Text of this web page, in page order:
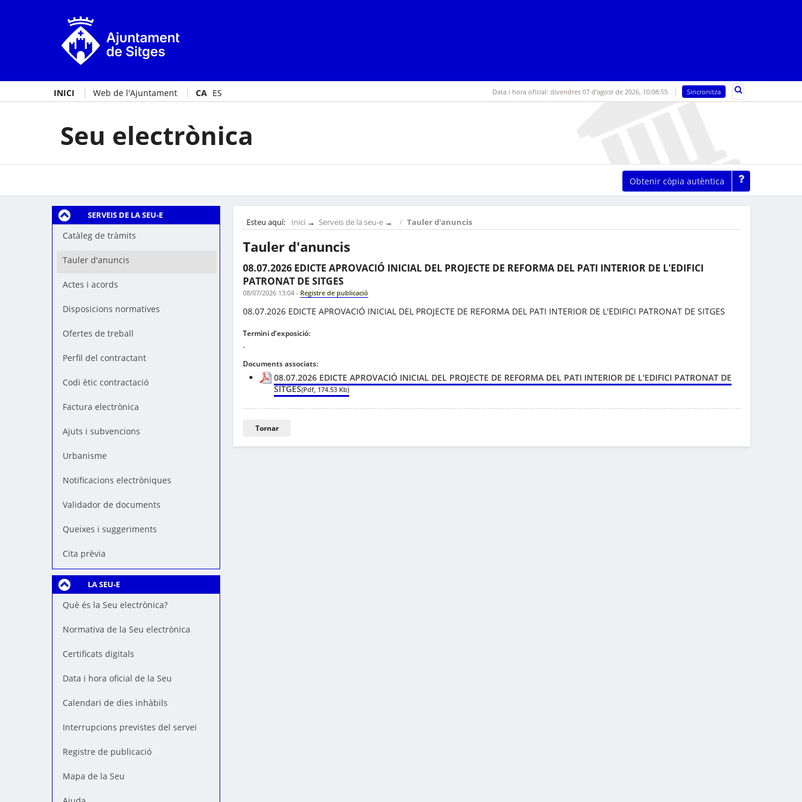
INICI Web de l'Ajuntament CA ES Data i hora oficial: divendres 07 d’agost de 2026, 10:08:55 Sincronitza
Seu electrònica
Obtenir còpia autèntica
SERVEIS DE LA SEU-E
Catàleg de tràmits
Tauler d'anuncis
Actes i acords
Disposicions normatives
Ofertes de treball
Perfil del contractant
Codi ètic contractació
Factura electrònica
Ajuts i subvencions
Urbanisme
Notificacions electròniques
Validador de documents
Queixes i suggeriments
Cita prèvia
LA SEU-E
Què és la Seu electrònica?
Normativa de la Seu electrònica
Certificats digitals
Data i hora oficial de la Seu
Calendari de dies inhàbils
Interrupcions previstes del servei
Registre de publicació
Mapa de la Seu
Esteu aquí: Inici → Serveis de la seu-e→ Tauler d'anuncis
Tauler d'anuncis
08.07.2026 EDICTE APROVACIÓ INICIAL DEL PROJECTE DE REFORMA DEL PATI INTERIOR DE L'EDIFICI
PATRONAT DE SITGES
08/07/2026 13:04 - Registre de publicació
08.07.2026 EDICTE APROVACIÓ INICIAL DEL PROJECTE DE REFORMA DEL PATI INTERIOR DE L'EDIFICI PATRONAT DE SITGES
Termini d'exposició:
.
Documents associats:
08.07.2026 EDICTE APROVACIÓ INICIAL DEL PROJECTE DE REFORMA DEL PATI INTERIOR DE L'EDIFICI PATRONAT DE
SITGES(Pdf, 174.53 Kb)
Tornar